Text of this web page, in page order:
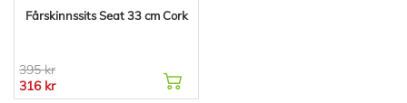
Fårskinnssits Seat 33 cm Cork
395 kr
316 kr